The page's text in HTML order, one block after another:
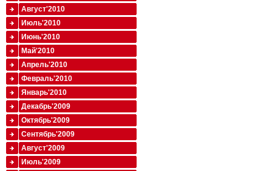
Август'2010
Июль'2010
Июнь'2010
Май'2010
Апрель'2010
Февраль'2010
Январь'2010
Декабрь'2009
Октябрь'2009
Сентябрь'2009
Август'2009
Июль'2009